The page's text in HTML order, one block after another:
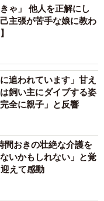
ゃ」 他人を正解にし
主張が苦手な娘に教わ
追われています」甘え
飼い主にダイブする姿
全に親子」と反響
間おきの壮絶な介護を
いかもしれない」と覚
えて感動